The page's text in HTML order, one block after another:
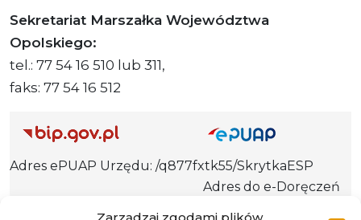
Sekretariat Marszałka Województwa
Opolskiego:
tel.: 77 54 16 510 lub 311,
faks: 77 54 16 512
Adres ePUAP Urzędu: /q877fxtk55/SkrytkaESP
Adres do e-Doręczeń